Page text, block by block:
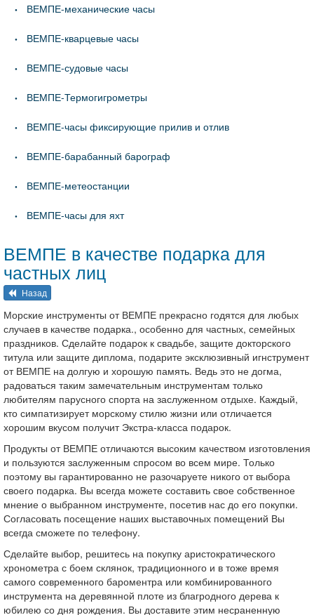
ВЕМПЕ-механические часы
ВЕМПЕ-кварцевые часы
ВЕМПЕ-судовые часы
ВЕМПЕ-Термогигрометры
ВЕМПЕ-часы фиксирующие прилив и отлив
ВЕМПЕ-барабанный барограф
ВЕМПЕ-метеостанции
ВЕМПЕ-часы для яхт
ВЕМПЕ в качестве подарка для
частных лиц
Назад
Морские инструменты от ВЕМПЕ прекрасно годятся для любых
случаев в качестве подарка., особенно для частных, семейных
праздников. Сделайте подарок к свадьбе, защите докторского
титула или защите диплома, подарите эксклюзивный игнструмент
от ВЕМПЕ на долгую и хорошую память. Ведь это не догма,
радоваться таким замечательным инструментам только
любителям парусного спорта на заслуженном отдыхе. Каждый,
кто симпатизирует морскому стилю жизни или отличается
хорошим вкусом получит Экстра-класса подарок.
Продукты от ВЕМПЕ отличаются высоким качеством изготовления
и пользуются заслуженным спросом во всем мире. Только
поэтому вы гарантированно не разочаруете никого от выбора
своего подарка. Вы всегда можете составить свое собственное
мнение о выбранном инструменте, посетив нас до его покупки.
Согласовать посещение наших выставочных помещений Вы
всегда сможете по телефону.
Сделайте выбор, решитесь на покупку аристократического
хронометра с боем склянок, традиционного и в тоже время
самого современного бароментра или комбинированного
инструмента на деревянной плоте из благродного дерева к
юбилею со дня рождения. Вы доставите этим несраненную